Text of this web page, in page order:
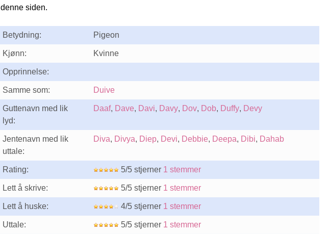
denne siden.
Betydning: Pigeon
Kjønn: Kvinne
Opprinnelse:
Samme som: Duive
Guttenavn med lik
lyd:
Daaf, Dave, Davi, Davy, Dov, Dob, Duffy, Devy
Jentenavn med lik
uttale:
Diva, Divya, Diep, Devi, Debbie, Deepa, Dibi, Dahab
Rating: 5/5 stjerner 1 stemmer
Lett å skrive: 5/5 stjerner 1 stemmer
Lett å huske: 4/5 stjerner 1 stemmer
Uttale: 5/5 stjerner 1 stemmer